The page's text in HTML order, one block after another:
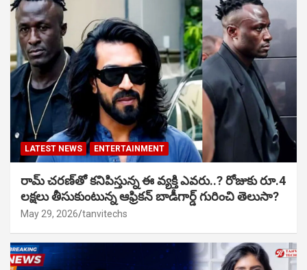
LATEST NEWS ENTERTAINMENT
రామ్ చరణ్‌తో కనిపిస్తున్న ఈ వ్యక్తి ఎవరు..? రోజుకు రూ.4
లక్షలు తీసుకుంటున్న ఆఫ్రికన్ బాడీగార్డ్ గురించి తెలుసా?
May 29, 2026 tanvitechs